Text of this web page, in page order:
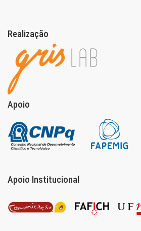
Realização
Apoio
Apoio Institucional